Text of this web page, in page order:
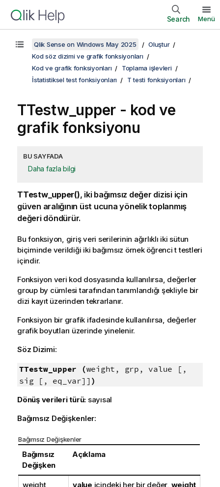
Search Menü
Qlik Sense on Windows May 2025
Oluştur
Kod söz dizimi ve grafik fonksiyonları
Kod ve grafik fonksiyonları
Toplama işlevleri
İstatistiksel test fonksiyonları
T testi fonksiyonları
TTestw_upper - kod ve
grafik fonksiyonu
BU SAYFADA
Daha fazla bilgi
TTestw_upper(), iki bağımsız değer dizisi için
güven aralığının üst ucuna yönelik toplanmış
değeri döndürür.
Bu fonksiyon, giriş veri serilerinin ağırlıklı iki sütun
biçiminde verildiği iki bağımsız örnek öğrenci t testleri
içindir.
Fonksiyon veri kod dosyasında kullanılırsa, değerler
group by cümlesi tarafından tanımlandığı şekliyle bir
dizi kayıt üzerinden tekrarlanır.
Fonksiyon bir grafik ifadesinde kullanılırsa, değerler
grafik boyutları üzerinde yinelenir.
Söz Dizimi:
TTestw_upper (weight, grp, value [,
sig [, eq_var]] )
Dönüş verileri türü: sayısal
Bağımsız Değişkenler:
Bağımsız Değişkenler
Bağımsız
Değişken
Açıklama
weight value içindeki her bir değer, weight